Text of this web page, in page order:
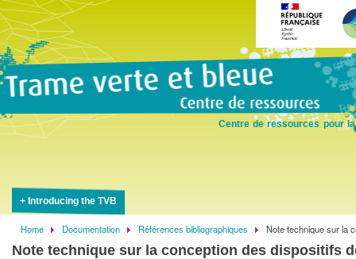
Centre de ressources pour
Introducing the TVB
Breadcrumb
Home Documentation Références bibliographiques Note technique sur la
Note technique sur la conception des dispositifs